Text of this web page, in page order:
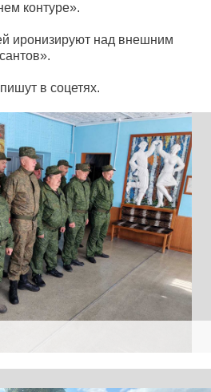
контуре».
иронизируют над внешним
в соцетях.